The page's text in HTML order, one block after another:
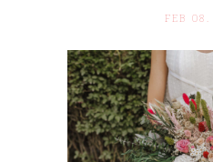
FEB